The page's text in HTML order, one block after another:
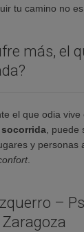
tu camino no
más, el
el que odia vive
,
y personas
.
–